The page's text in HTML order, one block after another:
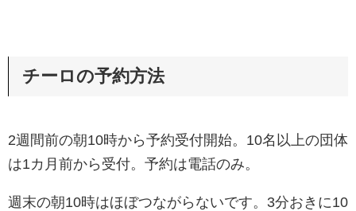
チーロの予約方法
2週間前の朝10時から予約受付開始。10名以上の団体
は1カ月前から受付。予約は電話のみ。
週末の朝10時はほぼつながらないです。3分おきに10